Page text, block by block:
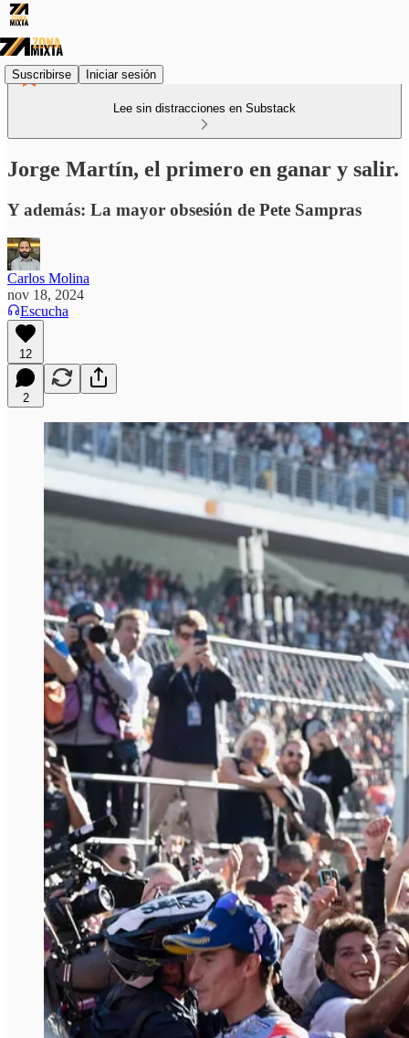
Suscribirse Iniciar sesión
Lee sin distracciones en Substack
Jorge Martín, el primero en ganar y salir.
Y además: La mayor obsesión de Pete Sampras
Carlos Molina
nov 18, 2024
Escucha
12
2